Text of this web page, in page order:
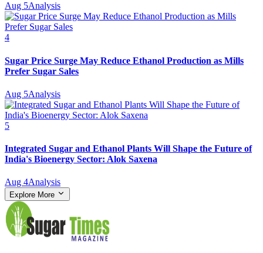
Aug 5Analysis
4
Sugar Price Surge May Reduce Ethanol Production as Mills
Prefer Sugar Sales
Aug 5Analysis
5
Integrated Sugar and Ethanol Plants Will Shape the Future of
India's Bioenergy Sector: Alok Saxena
Aug 4Analysis
Explore More